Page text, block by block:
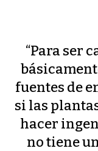
“Para ser
fuentes de
si las
hacer
no tiene